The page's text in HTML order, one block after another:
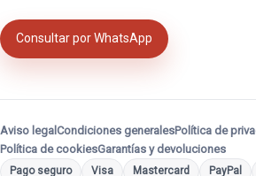
Consultar por WhatsApp
Aviso legalCondiciones generalesPolítica de
Política de cookiesGarantías y devoluciones
Pago seguro Visa Mastercard PayPal